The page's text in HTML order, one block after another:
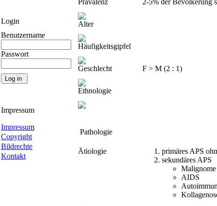
Login
Benutzername
Passwort
Impressum
Impressum
Copyright
Bildrechte
Kontakt
Prävalenz 2-5% der Bevölkerung
Alter
Häufigkeitsgipfel
Geschlecht F > M (2 : 1)
Ethnologie
Pathologie
Ätiologie
primäres APS
sekundäres APS
Malignome
AIDS